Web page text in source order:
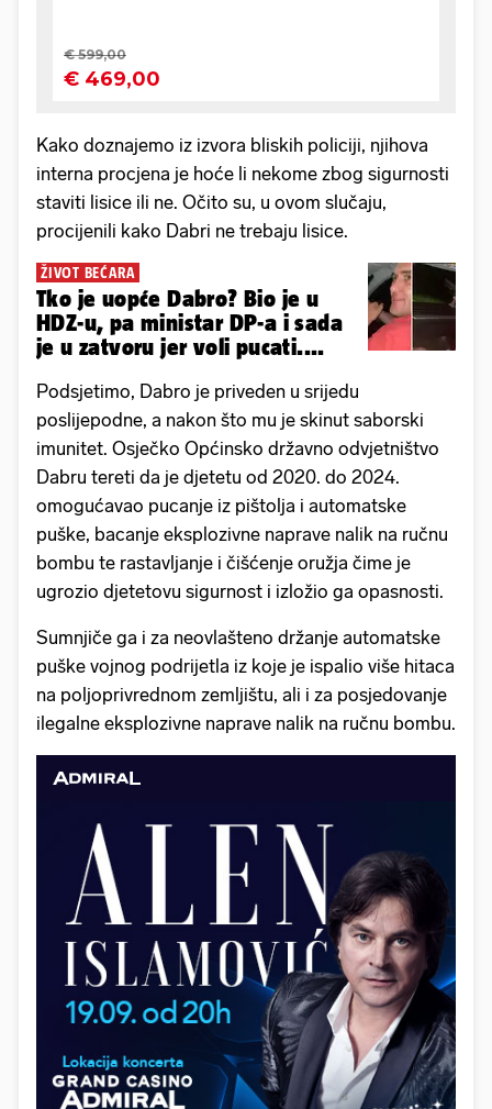
Kako doznajemo iz izvora bliskih policiji, njihova
interna procjena je hoće li nekome zbog sigurnosti
staviti lisice ili ne. Očito su, u ovom slučaju,
procijenili kako Dabri ne trebaju lisice.
ŽIVOT BEĆARA
Tko je uopće Dabro? Bio je u
HDZ-u, pa ministar DP-a i sada
je u zatvoru jer voli pucati....
Podsjetimo, Dabro je priveden u srijedu
poslijepodne, a nakon što mu je skinut saborski
imunitet. Osječko Općinsko državno odvjetništvo
Dabru tereti da je djetetu od 2020. do 2024.
omogućavao pucanje iz pištolja i automatske
puške, bacanje eksplozivne naprave nalik na ručnu
bombu te rastavljanje i čišćenje oružja čime je
ugrozio djetetovu sigurnost i izložio ga opasnosti.
Sumnjiče ga i za neovlašteno držanje automatske
puške vojnog podrijetla iz koje je ispalio više hitaca
na poljoprivrednom zemljištu, ali i za posjedovanje
ilegalne eksplozivne naprave nalik na ručnu bombu.